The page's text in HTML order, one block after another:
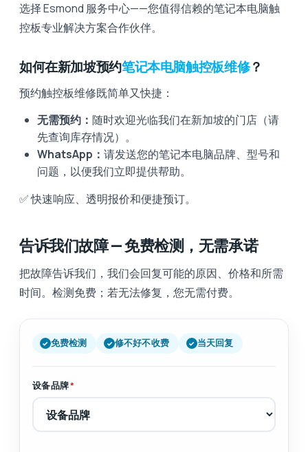
选择 Esmond 服务中心——您值得信赖的笔记本电脑触
控板专业解决方案合作伙伴。
如何在新加坡预约笔记本电脑触控板维修？
预约触控板维修既简单又快捷：
无需预约： 随时欢迎光临我们在新加坡的门店（请
先查询库存情况）。
WhatsApp： 请发送您的笔记本电脑品牌、型号和
问题，以便我们立即提供帮助。
✅ 快速响应、透明报价和便捷预订。
告诉我们故障 — 免费检测，无需承诺
把故障告诉我们，我们会回复可能的原因、价格和所需
时间。检测免费；若无法修复，您无需付费。
免费检测 修不好不收费 当天回复
设备品牌*